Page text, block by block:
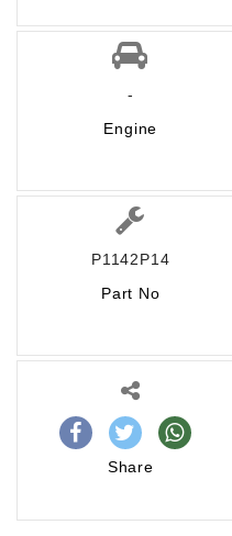
-
Engine
P1142P14
Part No
Share